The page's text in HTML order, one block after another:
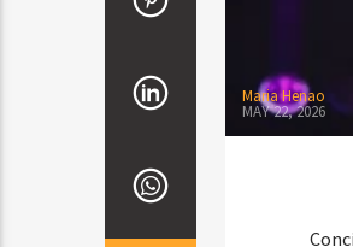
Maria Henao
MAY 22, 2026